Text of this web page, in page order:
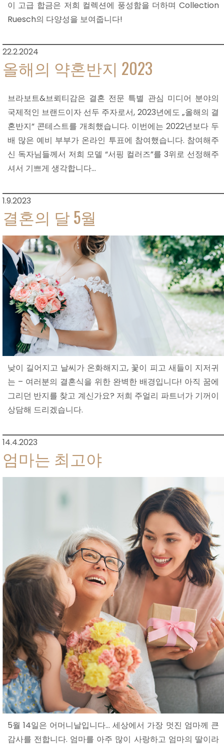
이 고급 합금은 저희 컬렉션에 풍성함을 더하며 Collection
Ruesch의 다양성을 보여줍니다!
22.2.2024
올해의 약혼반지 2023
브라보트&브뢰티감은 결혼 전문 특별 관심 미디어 분야의
국제적인 브랜드이자 선두 주자로서, 2023년에도 „올해의 결
혼반지“ 콘테스트를 개최했습니다. 이번에는 2022년보다 두
배 많은 예비 부부가 온라인 투표에 참여했습니다. 참여해주
신 독자님들께서 저희 모델 “서핑 컬러즈”를 3위로 선정해주
셔서 기쁘게 생각합니다...
1.9.2023
결혼의 달 5월
낮이 길어지고 날씨가 온화해지고, 꽃이 피고 새들이 지저귀
는 – 여러분의 결혼식을 위한 완벽한 배경입니다! 아직 꿈에
그리던 반지를 찾고 계신가요? 저희 주얼리 파트너가 기꺼이
상담해 드리겠습니다.
14.4.2023
엄마는 최고야
5월 14일은 어머니날입니다… 세상에서 가장 멋진 엄마께 큰
감사를 전합니다. 엄마를 아주 많이 사랑하고 엄마의 딸이라